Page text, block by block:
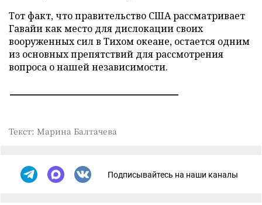
Тот факт, что правительство США рассматривает
Гавайи как место для дислокации своих
вооруженных сил в Тихом океане, остается одним
из основных препятствий для рассмотрения
вопроса о нашей независимости.
Текст: Марина Балтачева
Подписывайтесь на наши каналы